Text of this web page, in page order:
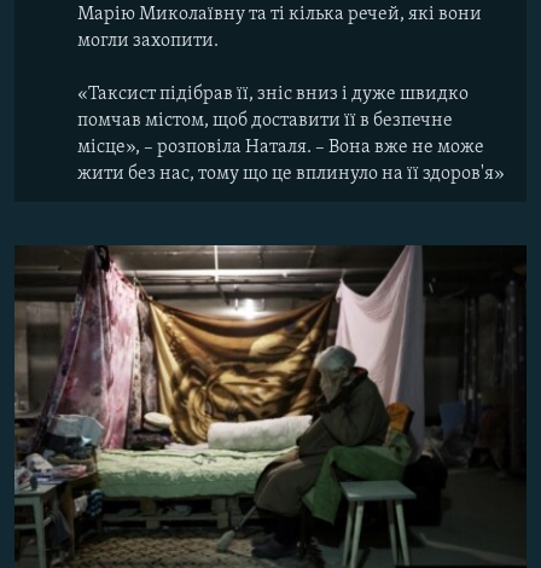
Марію Миколаївну та ті кілька речей, які вони
могли захопити.
«Таксист підібрав її, зніс вниз і дуже швидко
помчав містом, щоб доставити її в безпечне
місце», – розповіла Наталя. – Вона вже не може
жити без нас, тому що це вплинуло на її здоров'я»